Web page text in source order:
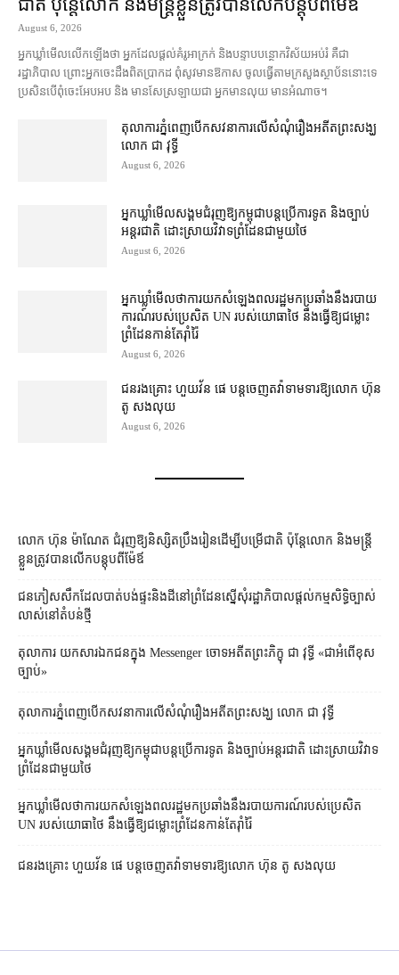
ជាតិ ប៉ុន្តែ​លោក និង​មន្ត្រី​​ខ្លួន​ត្រូវ​បាន​លើក​បន្តុប​ពី​ម៉ែឪ
August 6, 2026
អ្នកឃ្លាំមើល​លើកឡើង​ថា អ្នក​ដែល​ផ្ដល់​គំរូ​អាក្រក់ និង​បន្ទាបបន្ថោក​វិស័យ​អប់រំ គឺជា​
រដ្ឋាភិបាល ព្រោះ​អ្នកចេះដឹង​ពិតប្រាកដ ពុំ​សូវ​មានឱកាស ចូល​ធ្វើតាម​ក្រសួង​ស្ថាប័ន​នោះ​ទេ
ប្រសិនបើ​ពុំ​ចេះ​អែបអប និង មាន​សែស្រឡាយ​ជា អ្នកមាន​លុយ មានអំណាច។
តុលាការ​ភ្នំពេញ​​បើកសវនាការ​លើ​សំណុំរឿង​​អតីត​ព្រះសង្ឃ
លោក ជា វុទ្ធី
August 6, 2026
អ្នកឃ្លាំមើល​សង្គម​ជំរុញ​ឱ្យ​កម្ពុជា​បន្ត​ប្រើ​ការទូត និង​ច្បាប់​
អន្តរជាតិ ដោះស្រាយ​វិវាទ​ព្រំដែន​ជាមួយ​ថៃ
August 6, 2026
អ្នកឃ្លាំមើល​ថា​ការ​យក​សំឡេង​ពលរដ្ឋ​មក​ប្រឆាំង​នឹង​របាយ
ការណ៍​របស់​ប្រេសិត UN របស់​យោធា​ថៃ នឹង​ធ្វើ​ឱ្យ​ជម្លោះ
ព្រំដែន​កាន់តែ​រ៉ាំរ៉ៃ
August 6, 2026
ជនរងគ្រោះ ហួយវ័ន ផេ បន្ត​ចេញ​តវ៉ា​ទាមទារ​ឱ្យ​លោក ហ៊ុន
តូ សង​លុយ
August 6, 2026
លោក ហ៊ុន ម៉ាណែត ជំរុញ​ឱ្យ​និស្សិត​ប្រឹងរៀន​ដើម្បី​បម្រើ​ជាតិ ប៉ុន្តែ​លោក និង​មន្ត្រី​​
ខ្លួន​ត្រូវ​បាន​លើក​បន្តុប​ពី​ម៉ែឪ
ជនភៀសសឹក​ដែល​បាត់បង់​ផ្ទះ​និង​ដី​នៅ​ព្រំដែន​ស្នើសុំ​រដ្ឋាភិបាល​ផ្តល់​កម្មសិទ្ធិ​ច្បាស់
លាស់​នៅ​តំបន់​ថ្មី
តុលាការ​​ យកសារឯកជនក្នុង Messenger ចោទអតីតព្រះភិក្ខុ ជា វុទ្ធី «ជាអំពើខុស
ច្បាប់»
តុលាការ​ភ្នំពេញ​​បើកសវនាការ​លើ​សំណុំរឿង​​អតីត​ព្រះសង្ឃ លោក ជា វុទ្ធី
អ្នកឃ្លាំមើល​សង្គម​ជំរុញ​ឱ្យ​កម្ពុជា​បន្ត​ប្រើ​ការទូត និង​ច្បាប់​អន្តរជាតិ ដោះស្រាយ​វិវាទ​
ព្រំដែន​ជាមួយ​ថៃ
អ្នកឃ្លាំមើល​ថា​ការ​យក​សំឡេង​ពលរដ្ឋ​មក​ប្រឆាំង​នឹង​របាយការណ៍​របស់​ប្រេសិត
UN របស់​យោធា​ថៃ នឹង​ធ្វើ​ឱ្យ​ជម្លោះព្រំដែន​កាន់តែ​រ៉ាំរ៉ៃ
ជនរងគ្រោះ ហួយវ័ន ផេ បន្ត​ចេញ​តវ៉ា​ទាមទារ​ឱ្យ​លោក ហ៊ុន តូ សង​លុយ